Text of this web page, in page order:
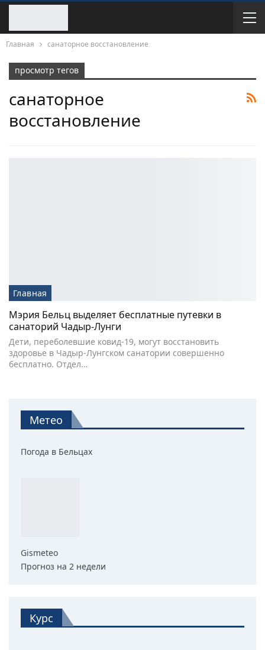
Главная санаторное восстановление
просмотр тегов
санаторное
восстановление
Главная
Мэрия Бельц выделяет бесплатные путевки в
санаторий Чадыр-Лунги
Дети, переболевшие ковид-19, могут восстановить
здоровье в Чадыр-Лунгском санатории совершенно
бесплатно. Отдел…
Метео
Погода в Бельцах
Gismeteo
Прогноз на 2 недели
Курс